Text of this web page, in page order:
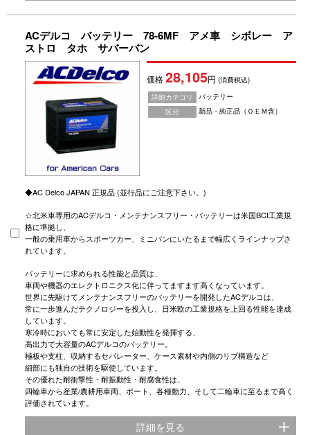
ACデルコ バッテリー 78-6MF アメ車 シボレー ア
ストロ タホ サバーバン
価格28,105円(消費税込)
詳細カテゴリ
バッテリー
区分
新品・純正品（ＯＥＭ含）
◆AC Delco JAPAN 正規品 (並行品にご注意下さい。)
☆北米車専用のACデルコ・メンテナンスフリー・バッテリーは米国BCI工業規
格に準拠し、
一般の乗用車からスポーツカー、ミニバンにいたるまで幅広くラインナップさ
れています。
バッテリーに求められる性能と品質は、
車両や機器のエレクトロニクス化に伴ってますます高くなっています。
世界に先駆けてメンテナンスフリーのバッテリーを開発したACデルコは、
常に一歩進んだテクノロジーを投入し、日米欧の工業規格を上回る性能を達成
しています。
寒冷時においても常に安定した始動性を発揮する、
高出力で大容量のACデルコのバッテリー。
極板や支柱、収納するセパレーター、ケース素材や内側のリブ構造など
細部にも独自の技術を駆使しています。
その優れた耐衝撃性・耐振動性・耐腐食性は、
四輪車から産業/農耕用車両、ポート、各種動力、そして二輪車に至るまで高く
評価されています。
詳細を見る